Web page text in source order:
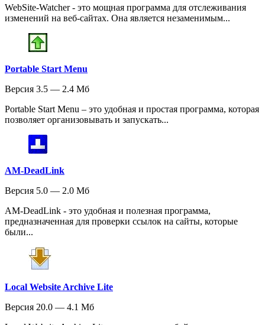
WebSite-Watcher - это мощная программа для отслеживания
изменений на веб-сайтах. Она является незаменимым...
Portable Start Menu
Версия 3.5 — 2.4 Мб
Portable Start Menu – это удобная и простая программа, которая
позволяет организовывать и запускать...
AM-DeadLink
Версия 5.0 — 2.0 Мб
AM-DeadLink - это удобная и полезная программа,
предназначенная для проверки ссылок на сайты, которые
были...
Local Website Archive Lite
Версия 20.0 — 4.1 Мб